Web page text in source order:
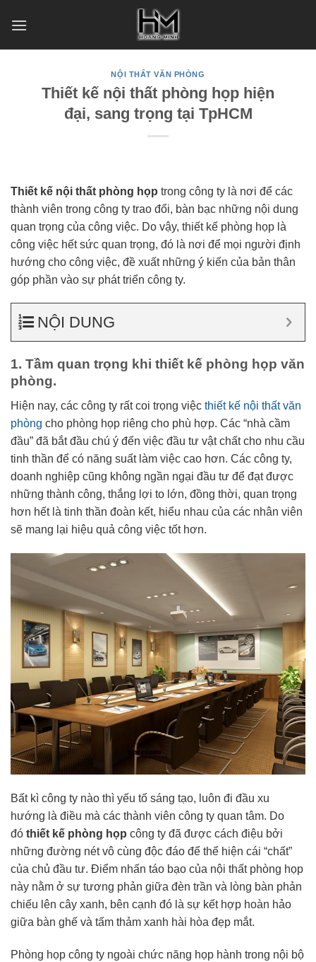
NỘI THẤT VĂN PHÒNG
Thiết kế nội thất phòng họp hiện
đại, sang trọng tại TpHCM
Thiết kế nội thất phòng họp trong công ty là nơi để các
thành viên trong công ty trao đổi, bàn bạc những nội dung
quan trọng của công việc. Do vậy, thiết kế phòng họp là
công việc hết sức quan trọng, đó là nơi để mọi người định
hướng cho công việc, đề xuất những ý kiến của bản thân
góp phần vào sự phát triển công ty.
NỘI DUNG
1. Tầm quan trọng khi thiết kế phòng họp văn
phòng.
Hiện nay, các công ty rất coi trọng việc thiết kế nội thất văn
phòng cho phòng họp riêng cho phù hợp. Các “nhà cầm
đầu” đã bắt đầu chú ý đến việc đầu tư vật chất cho nhu cầu
tinh thần để có năng suất làm việc cao hơn. Các công ty,
doanh nghiệp cũng không ngần ngại đầu tư để đạt được
những thành công, thắng lợi to lớn, đồng thời, quan trọng
hơn hết là tinh thần đoàn kết, hiểu nhau của các nhân viên
sẽ mang lại hiệu quả công việc tốt hơn.
Bất kì công ty nào thì yếu tố sáng tạo, luôn đi đầu xu
hướng là điều mà các thành viên công ty quan tâm. Do
đó thiết kế phòng họp công ty đã được cách điệu bởi
những đường nét vô cùng độc đáo để thể hiện cái “chất”
của chủ đầu tư. Điểm nhấn táo bạo của nội thất phòng họp
này nằm ở sự tương phản giữa đèn trần và lòng bàn phản
chiếu lên cây xanh, bên cạnh đó là sự kết hợp hoàn hảo
giữa bàn ghế và tấm thảm xanh hài hòa đẹp mắt.
Phòng họp công ty ngoài chức năng họp hành trong nội bộ